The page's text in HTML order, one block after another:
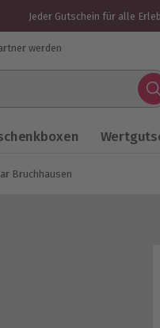
Jeder Gutschein für alle
werden
Bruchhausen